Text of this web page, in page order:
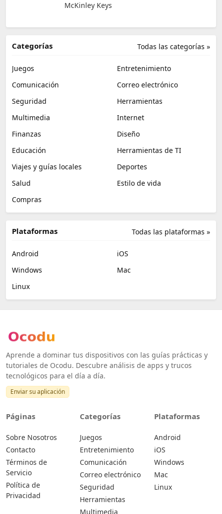
McKinley Keys
Todas las categorías »
Categorías
Juegos
Entretenimiento
Comunicación
Correo electrónico
Seguridad
Herramientas
Multimedia
Internet
Finanzas
Diseño
Educación
Herramientas de TI
Viajes y guías locales
Deportes
Salud
Estilo de vida
Compras
Todas las plataformas »
Plataformas
Android
iOS
Windows
Mac
Linux
Aprende a dominar tus dispositivos con las guías prácticas y
tutoriales de Ocodu. Descubre análisis de apps y trucos
tecnológicos para el día a día.
Enviar su aplicación
Páginas
Sobre Nosotros
Contacto
Términos de
Servicio
Política de
Privacidad
Categorías
Juegos
Entretenimiento
Comunicación
Correo electrónico
Seguridad
Herramientas
Multimedia
Plataformas
Android
iOS
Windows
Mac
Linux